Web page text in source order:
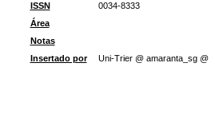
ISSN
0034-8333
Área
Notas
Insertado por
Uni-Trier @ amaranta_sg @